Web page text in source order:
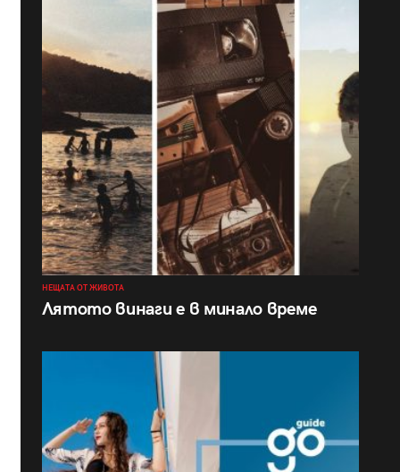
НЕЩАТА ОТ ЖИВОТА
Лятото винаги е в минало време